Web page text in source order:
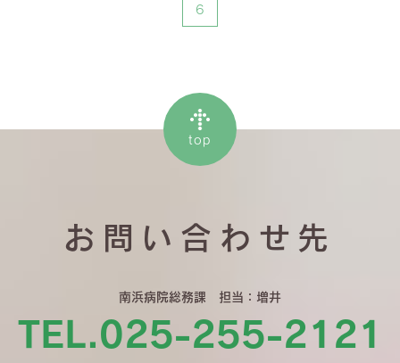
6
top
お問い合わせ先
南浜病院総務課 担当：増井
TEL.025-255-2121